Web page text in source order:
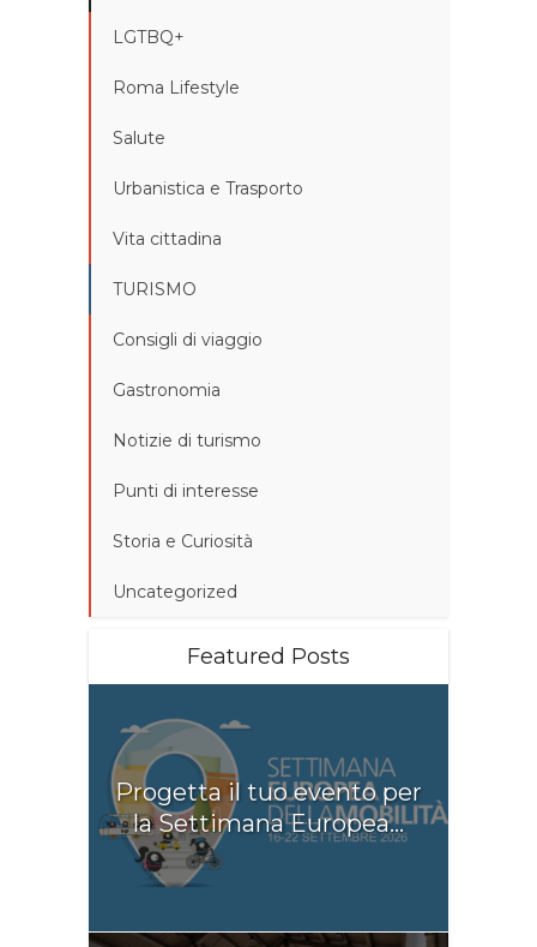
LGTBQ+
Roma Lifestyle
Salute
Urbanistica e Trasporto
Vita cittadina
TURISMO
Consigli di viaggio
Gastronomia
Notizie di turismo
Punti di interesse
Storia e Curiosità
Uncategorized
Featured Posts
Progetta il tuo evento per
la Settimana Europea...